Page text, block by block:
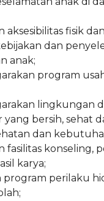
aksesibilitas fisik
dan
anak;
program
lingkungan
bersih, sehat
dan
fasilitas konseling,
karya;
program perilaku